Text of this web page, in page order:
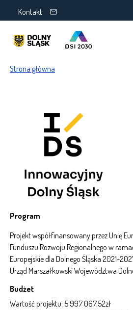
Kontakt
Ścieżka nawigacyjna
Strona główna
Program
Projekt współfinansowany przez Unię
Funduszu Rozwoju Regionalnego w
Europejskie dla Dolnego Śląska 2021-
Urząd Marszałkowski Województwa
Budżet
Wartość projektu: 5 997 067,52zł